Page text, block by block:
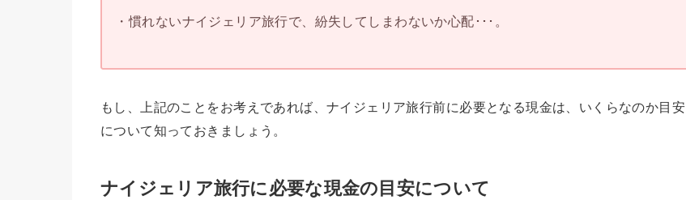
・慣れないナイジェリア旅行で、紛失してしまわないか心配･･･。
もし、上記のことをお考えであれば、ナイジェリア旅行前に必要となる現金は、いくらなのか目安
について知っておきましょう。
ナイジェリア旅行に必要な現金の目安について